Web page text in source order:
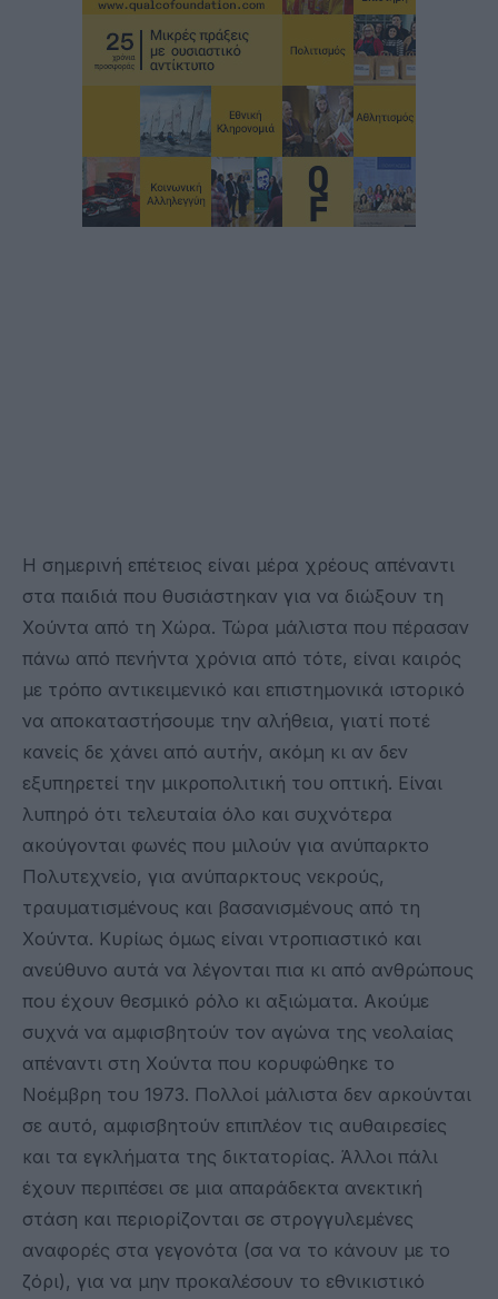
Η σημερινή επέτειος είναι μέρα χρέους απέναντι
στα παιδιά που θυσιάστηκαν για να διώξουν τη
Χούντα από τη Χώρα. Τώρα μάλιστα που πέρασαν
πάνω από πενήντα χρόνια από τότε, είναι καιρός
με τρόπο αντικειμενικό και επιστημονικά ιστορικό
να αποκαταστήσουμε την αλήθεια, γιατί ποτέ
κανείς δε χάνει από αυτήν, ακόμη κι αν δεν
εξυπηρετεί την μικροπολιτική του οπτική. Είναι
λυπηρό ότι τελευταία όλο και συχνότερα
ακούγονται φωνές που μιλούν για ανύπαρκτο
Πολυτεχνείο, για ανύπαρκτους νεκρούς,
τραυματισμένους και βασανισμένους από τη
Χούντα. Κυρίως όμως είναι ντροπιαστικό και
ανεύθυνο αυτά να λέγονται πια κι από ανθρώπους
που έχουν θεσμικό ρόλο κι αξιώματα. Ακούμε
συχνά να αμφισβητούν τον αγώνα της νεολαίας
απέναντι στη Χούντα που κορυφώθηκε το
Νοέμβρη του 1973. Πολλοί μάλιστα δεν αρκούνται
σε αυτό, αμφισβητούν επιπλέον τις αυθαιρεσίες
και τα εγκλήματα της δικτατορίας. Άλλοι πάλι
έχουν περιπέσει σε μια απαράδεκτα ανεκτική
στάση και περιορίζονται σε στρογγυλεμένες
αναφορές στα γεγονότα (σα να το κάνουν με το
ζόρι), για να μην προκαλέσουν το εθνικιστικό